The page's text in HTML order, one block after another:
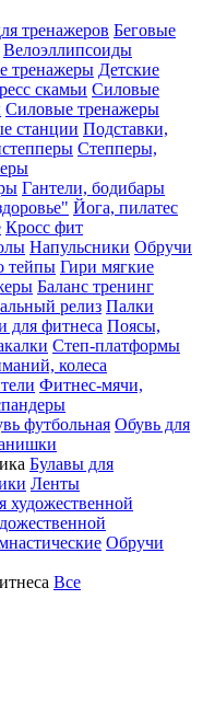
тренажеров Беговые
Велоэллипсоиды
тренажеры Детские
скамьи Силовые
Силовые тренажеры
станции Подставки,
Степперы,
Гантели, бодибары
Йога, пилатес
Кросс фит
Напульсники Обручи
тейпы Гири мягкие
Баланс тренинг
релиз Палки
для фитнеса Поясы,
Степ-платформы
колеса
Фитнес-мячи,
футбольная Обувь для
Булавы для
Ленты
художественной
Обручи
Все